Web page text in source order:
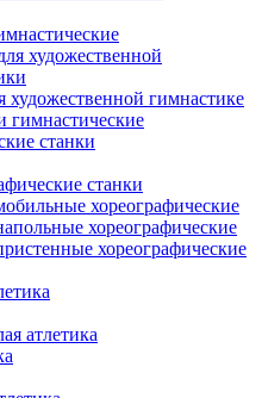
художественной
художественной гимнастике
гимнастические
станки
станки
хореографические
хореографические
хореографические
атлетика